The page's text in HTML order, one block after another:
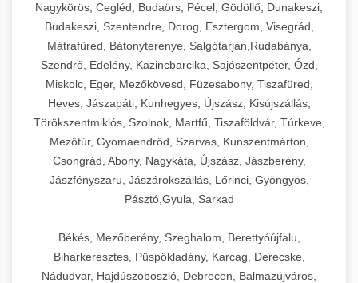
chef-iparikonyhagepek.hu
élelmiszer-előkészítéshez. Különböző reszelési
méretek különböző alkalmazásokhoz.
chef-iparikonyhagepek.hu
kereskedelmi sajtreszelő
🍳 28. Nagykonyhai
Berendezések
+
Teljes körű nagykonyhai berendezések és
professzionális vendéglátóipari kellékek.
Minden, ami szükséges éttermi és catering
műveletekhez.
chef-iparikonyhagepek.hu
kereskedelmi konyhai megoldások
Nagykörös, Cegléd, Budaörs, Pécel, Gödöllő, Dunakeszi,
Budakeszi, Szentendre, Dorog, Esztergom, Visegrád,
Mátrafüred, Bátonyterenye, Salgótarján,Rudabánya,
Szendrő, Edelény, Kazincbarcika, Sajószentpéter, Ózd,
Miskolc, Eger, Mezőkövesd, Füzesabony, Tiszafüred,
Heves, Jászapáti, Kunhegyes, Újszász, Kisújszállás,
Törökszentmiklós, Szolnok, Martfű, Tiszaföldvár, Túrkeve,
Mezőtúr, Gyomaendrőd, Szarvas, Kunszentmárton,
Csongrád, Abony, Nagykáta, Újszász, Jászberény,
Jászfényszaru, Jászárokszállás, Lőrinci, Gyöngyös,
Pásztó,Gyula, Sarkad
Békés, Mezőberény, Szeghalom, Berettyóújfalu,
Biharkeresztes, Püspökladány, Karcag, Derecske,
Nádudvar, Hajdúszoboszló, Debrecen, Balmazújváros,